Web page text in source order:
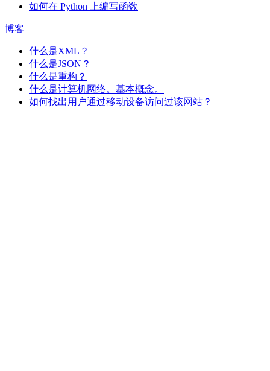
如何在 Python 上编写函数
博客
什么是XML？
什么是JSON？
什么是重构？
什么是计算机网络。基本概念。
如何找出用户通过移动设备访问过该网站？